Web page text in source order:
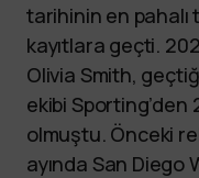
tarihinin en
kayıtlara geçti.
Olivia Smith,
ekibi
olmuştu. Önceki
ayında San Diego